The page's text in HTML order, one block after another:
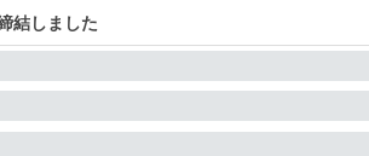
結しました